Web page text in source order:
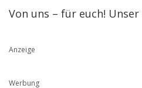
Von uns – für euch!
Anzeige
Werbung